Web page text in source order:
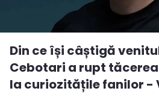
Din ce își câștigă
Cebotari a rupt
la curiozitățile fanilor -